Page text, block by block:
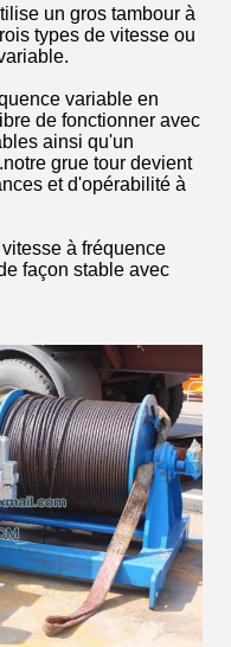
un gros tambour à
types de vitesse ou
variable en
de fonctionner avec
ainsi qu'un
grue tour devient
et d'opérabilité à
à fréquence
façon stable avec